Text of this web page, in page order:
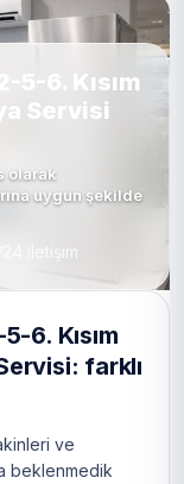
5-6. Kısım
Servisi
olarak
uygun şekilde
iletişim
6. Kısım
farklı
ve
beklenmedik